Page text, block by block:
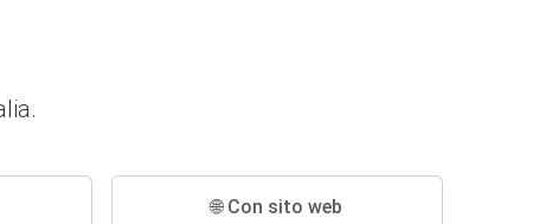
🌐 Con sito web